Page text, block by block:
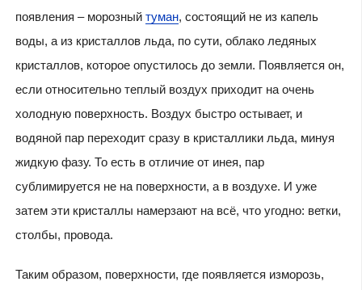
появления – морозный туман, состоящий не из капель
воды, а из кристаллов льда, по сути, облако ледяных
кристаллов, которое опустилось до земли. Появляется он,
если относительно теплый воздух приходит на очень
холодную поверхность. Воздух быстро остывает, и
водяной пар переходит сразу в кристаллики льда, минуя
жидкую фазу. То есть в отличие от инея, пар
сублимируется не на поверхности, а в воздухе. И уже
затем эти кристаллы намерзают на всё, что угодно: ветки,
столбы, провода.
Таким образом, поверхности, где появляется изморозь,